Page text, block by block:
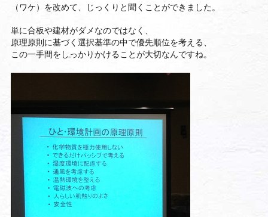
（ワケ） を改めて、じっくりと聞くことができました。
単に合板や建材がダメなのではなく、
原理原則に基づく選択基準の中で優先順位を考える、
この一手間をしっかりかけることが大切なんですね。